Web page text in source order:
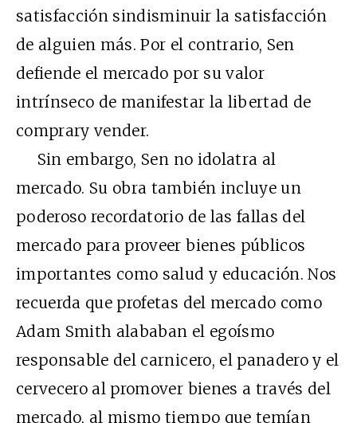
satisfacción sindisminuir la satisfacción
de alguien más. Por el contrario, Sen
defiende el mercado por su valor
intrínseco de manifestar la libertad de
comprary vender.
Sin embargo, Sen no idolatra al
mercado. Su obra también incluye un
poderoso recordatorio de las fallas del
mercado para proveer bienes públicos
importantes como salud y educación. Nos
recuerda que profetas del mercado como
Adam Smith alababan el egoísmo
responsable del carnicero, el panadero y el
cervecero al promover bienes a través del
mercado, al mismo tiempo que temían